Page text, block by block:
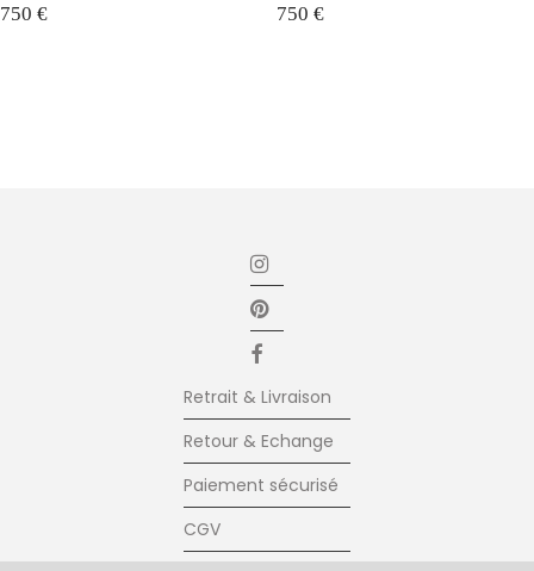
750 € 750 €
Retrait & Livraison
Retour & Echange
Paiement sécurisé
CGV